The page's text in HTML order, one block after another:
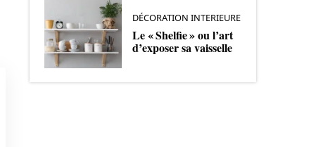
DÉCORATION INTERIEURE
Le « Shelfie » ou l’art
d’exposer sa vaisselle